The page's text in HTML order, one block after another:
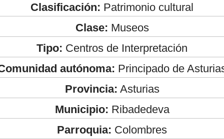
Clasificación: Patrimonio cultural
Clase: Museos
Tipo: Centros de Interpretación
autónoma: Principado de
Provincia: Asturias
Municipio: Ribadedeva
Parroquia: Colombres